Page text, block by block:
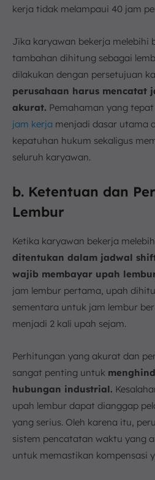
kerja tidak melampaui 40 jam
Jika karyawan bekerja melebihi
tambahan dihitung sebagai
dilakukan dengan persetujuan
perusahaan harus mencatat
akurat. Pemahaman yang
jam kerja menjadi dasar utama
kepatuhan hukum sekaligus
seluruh karyawan.
b. Ketentuan dan
Lembur
Ketika karyawan bekerja
ditentukan dalam jadwal
wajib membayar upah
jam lembur pertama, upah
sementara untuk jam lembur
menjadi 2 kali upah sejam.
Perhitungan yang akurat dan
sangat penting untuk
hubungan industrial.
upah lembur dapat dianggap
yang serius. Oleh karena itu,
sistem pencatatan waktu yang
untuk memastikan kompensasi